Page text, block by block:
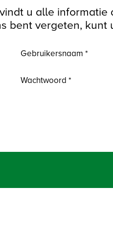
u alle
bent vergeten, kunt
Gebruikersnaam *
Wachtwoord *